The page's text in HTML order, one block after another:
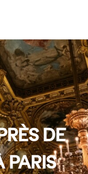
DE
PARIS